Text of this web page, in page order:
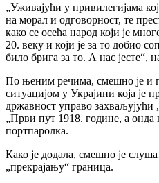
„Уживајући у привилегијама
на морал и одговорност, те
како се осећа народ који је
20. веку и који је за то добио
било брига за то. А нас јесте“,
По њеним речима, смешно је и
ситуацијом у Украјини која је
државност управо захваљујући
„Први пут 1918. године, а онда
портпаролка.
Како је додала, смешно је
„прекрајању“ граница.